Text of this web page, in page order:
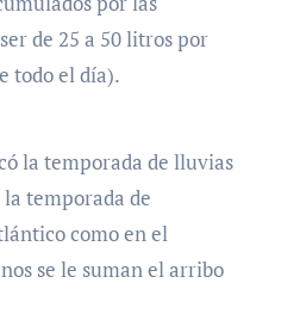
de 25 a 50 litros por
todo el día).
la temporada de lluvias
temporada de
como en el
se le suman el arribo